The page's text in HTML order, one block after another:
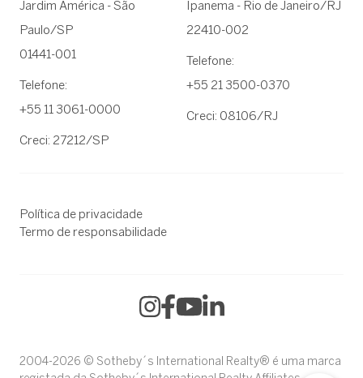
Jardim América - São
Paulo/SP
01441-001
Telefone:
+55 11 3061-0000
Creci: 27212/SP
Ipanema - Rio de Janeiro/RJ
22410-002
Telefone:
+55 21 3500-0370
Creci: 08106/RJ
Política de privacidade
Termo de responsabilidade
2004-2026 © Sotheby´s International Realty® é uma marca